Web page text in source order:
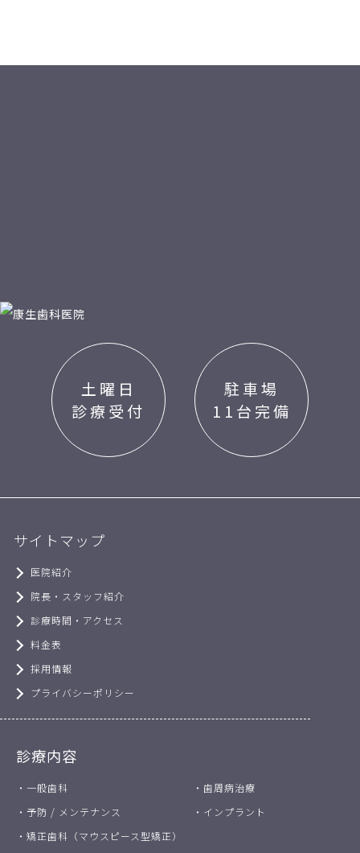
土曜日
診療受付
駐車場
11台完備
サイトマップ
医院紹介
院長・スタッフ紹介
診療時間・アクセス
料金表
採用情報
プライバシーポリシー
診療内容
・一般歯科
・歯周病治療
・予防 / メンテナンス
・インプラント
・矯正歯科（マウスピース型矯正）